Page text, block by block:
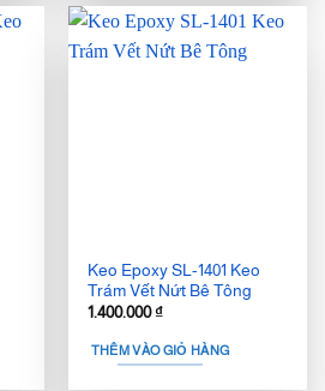
Keo Epoxy SL-1401 Keo
Trám Vết Nứt Bê Tông
1.400.000₫
THÊM VÀO GIỎ HÀNG